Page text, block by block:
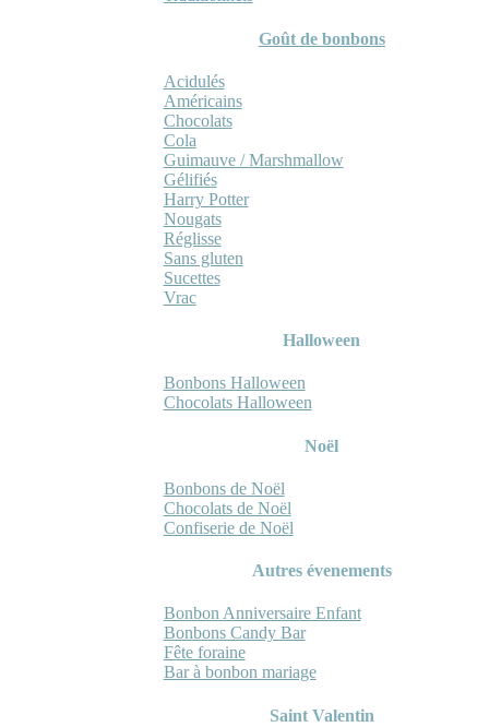
Goût de bonbons
Acidulés
Américains
Chocolats
Cola
Guimauve / Marshmallow
Gélifiés
Harry Potter
Nougats
Réglisse
Sans gluten
Sucettes
Vrac
Halloween
Bonbons Halloween
Chocolats Halloween
Noël
Bonbons de Noël
Chocolats de Noël
Confiserie de Noël
Autres évenements
Bonbon Anniversaire Enfant
Bonbons Candy Bar
Fête foraine
Bar à bonbon mariage
Saint Valentin